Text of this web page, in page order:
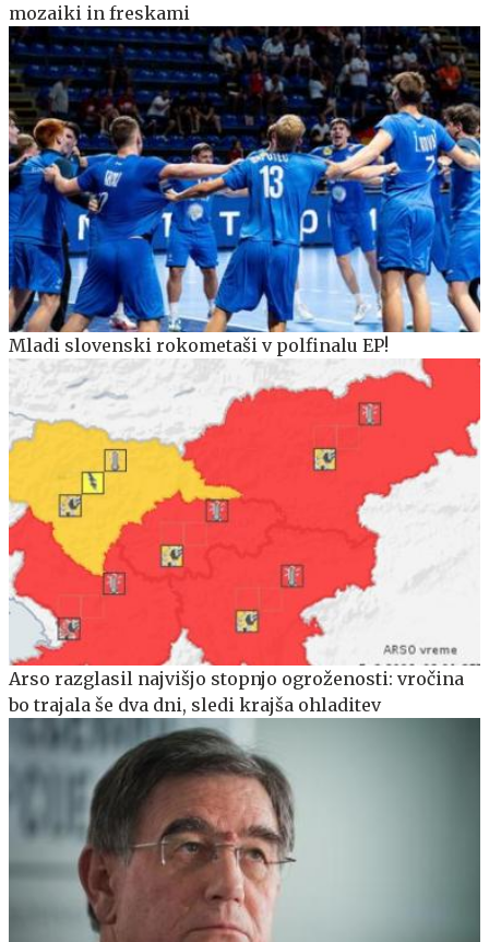
mozaiki in freskami
Mladi slovenski rokometaši v polfinalu EP!
Arso razglasil najvišjo stopnjo ogroženosti: vročina
bo trajala še dva dni, sledi krajša ohladitev